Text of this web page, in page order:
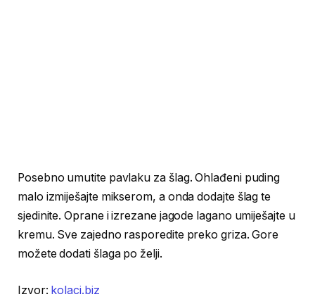
Posebno umutite pavlaku za šlag. Ohlađeni puding
malo izmiješajte mikserom, a onda dodajte šlag te
sjedinite. Oprane i izrezane jagode lagano umiješajte u
kremu. Sve zajedno rasporedite preko griza. Gore
možete dodati šlaga po želji.
Izvor: kolaci.biz